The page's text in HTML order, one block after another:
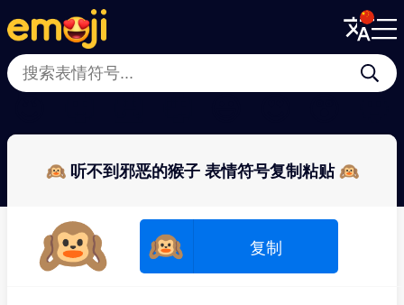
Menu
Close
Menu
Close
🙉 听不到邪恶的猴子 表情符号复制粘贴 🙉
🙉 🙉 复制